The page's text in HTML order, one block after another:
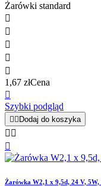
Żarówki standard





1,67 złCena

Szybki podgląd
  Dodaj do koszyka
 

Żarówka W2,1 x 9,5d, 24 V, 5W,